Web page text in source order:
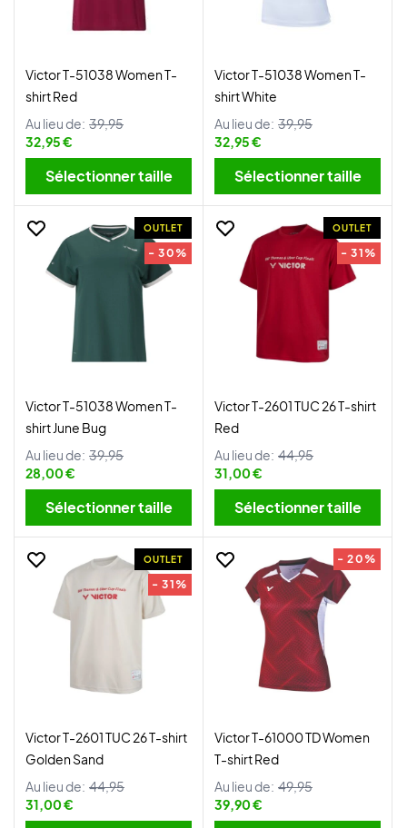
Victor T-51038 Women T-
shirt Red
Au lieu de: 39,95
32,95 €
Sélectionner taille
Victor T-51038 Women T-
shirt White
Au lieu de: 39,95
32,95 €
Sélectionner taille
OUTLET
- 30%
Victor T-51038 Women T-
shirt June Bug
Au lieu de: 39,95
28,00 €
Sélectionner taille
OUTLET
- 31%
Victor T-2601 TUC 26 T-shirt
Red
Au lieu de: 44,95
31,00 €
Sélectionner taille
OUTLET
- 31%
Victor T-2601 TUC 26 T-shirt
Golden Sand
Au lieu de: 44,95
31,00 €
- 20%
Victor T-61000 TD Women
T-shirt Red
Au lieu de: 49,95
39,90 €